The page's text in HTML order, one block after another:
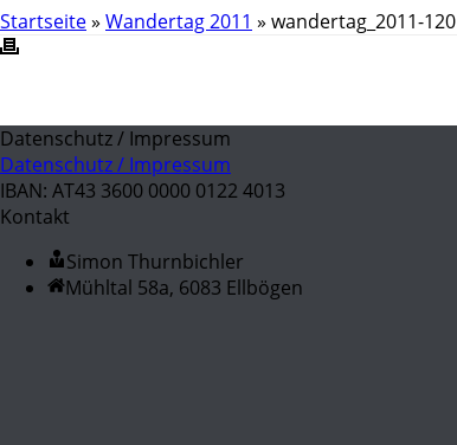
Startseite» Wandertag 2011 » wandertag_2011-120
Datenschutz / Impressum
Datenschutz / Impressum
IBAN: AT43 3600 0000 0122 4013
Kontakt
Simon Thurnbichler
Mühltal 58a, 6083 Ellbögen